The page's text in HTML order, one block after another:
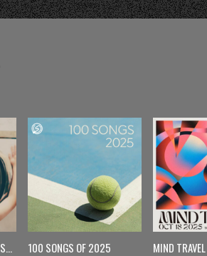
【月曜更新】Monday Spin 100 SONGS OF 2025 MIND TRAVEL